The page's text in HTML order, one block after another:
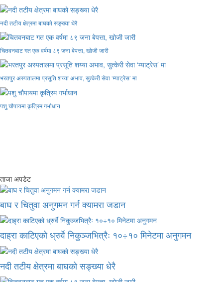
नदी तटीय क्षेत्रमा बाघको सङ्ख्या धेरै
चितवनबाट गत एक वर्षमा ८९ जना बेपत्ता, खोजी जारी
भरतपुर अस्पतालमा प्रसूति शय्या अभाव, सुत्केरी सेवा ‘म्याट्रेस’ मा
पशु चौपायमा कृत्रिम गर्भाधान
ताजा अपडेट
बाघ र चितुवा अनुगमन गर्न क्यामरा जडान
दाह्रा काटिएको ध्रुर्वे निकुञ्जभित्रैः १०÷१० मिनेटमा अनुगमन
नदी तटीय क्षेत्रमा बाघको सङ्ख्या धेरै